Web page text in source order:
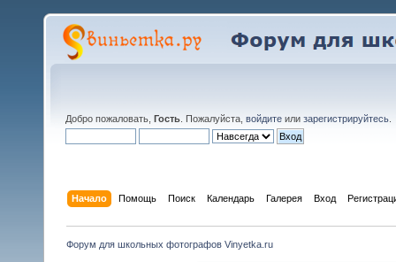
Добро пожаловать, Гость . Пожалуйста, войдите или зарегистрируйтесь
Начало Помощь Поиск Календарь Галерея Вход
Форум для школьных фотографов Vinyetka.ru